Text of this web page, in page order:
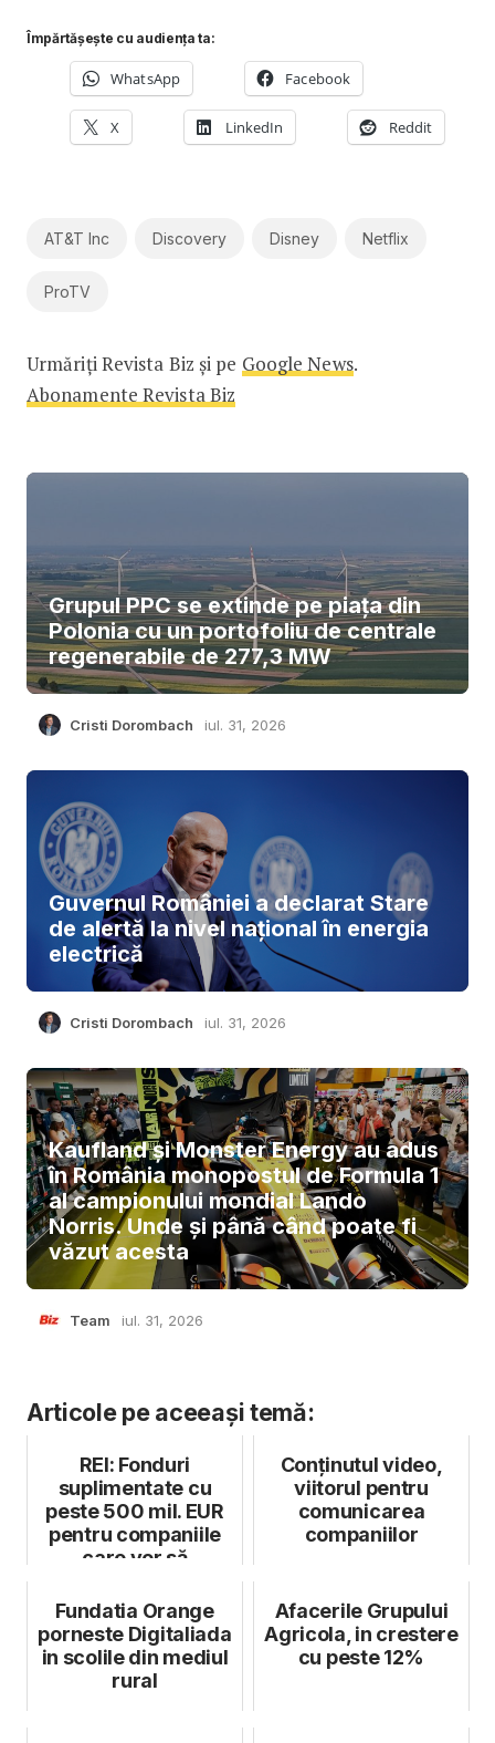
Împărtășește cu audiența ta:
WhatsApp Facebook
X LinkedIn Reddit
AT&T Inc Discovery Disney Netflix
ProTV
Urmăriți Revista Biz și pe Google News.
Abonamente Revista Biz
Grupul PPC se extinde pe piața din
Polonia cu un portofoliu de centrale
regenerabile de 277,3 MW
Cristi Dorombach iul. 31, 2026
Guvernul României a declarat Stare
de alertă la nivel național în energia
electrică
Cristi Dorombach iul. 31, 2026
Kaufland și Monster Energy au adus
în România monopostul de Formula 1
al campionului mondial Lando
Norris. Unde și până când poate fi
văzut acesta
Team iul. 31, 2026
Articole pe aceeași temă:
REI: Fonduri
suplimentate cu
peste 500 mil. EUR
pentru companiile
care vor să
50% f...
Conținutul video,
viitorul pentru
comunicarea
companiilor
Fundatia Orange
porneste Digitaliada
in scolile din mediul
rural
Afacerile Grupului
Agricola, in crestere
cu peste 12%